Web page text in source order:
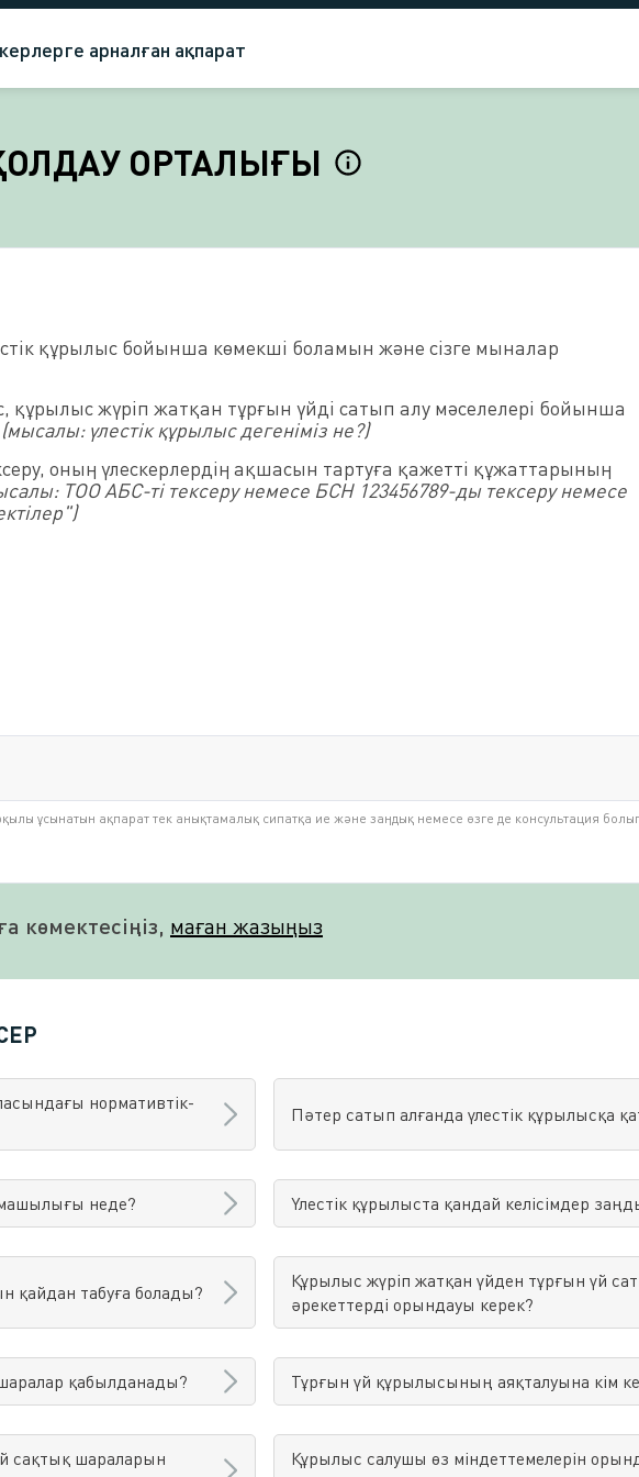
арналған ақпарат
ОРТАЛЫҒЫ
құрылыс бойынша көмекші боламын және сізге мыналар
құрылыс жүріп жатқан тұрғын үйді сатып алу мәселелері бойынша
(мысалы: үлестік құрылыс дегеніміз не?)
оның үлескерлердің ақшасын тартуға қажетті құжаттарының
ТОО АБС-ті тексеру немесе БСН 123456789-ды тексеру немесе
ұсынатын ақпарат тек анықтамалық сипатқа ие және заңдық немесе өзге де консультация
көмектесіңіз, маған жазыңыз
нормативтік-
Пәтер сатып алғанда үлестік құрылысқа
неде? Үлестік құрылыста қандай келісімдер
қайдан табуға болады?
Құрылыс жүріп жатқан үйден тұрғын үй
әрекеттерді орындауы керек?
шаралар қабылданады? Тұрғын үй құрылысының аяқталуына кім
сақтық шараларын
Құрылыс салушы өз міндеттемелерін